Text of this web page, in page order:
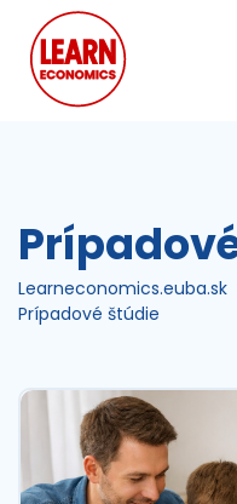
Learneconomics.euba.sk
Prípadové štúdie